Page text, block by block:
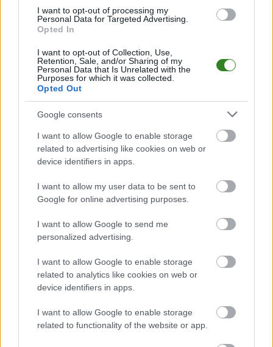
I want to opt-out of processing my
Personal Data for Targeted Advertising.
Opted In
I want to opt-out of Collection, Use,
Retention, Sale, and/or Sharing of my
Personal Data that Is Unrelated with the
Purposes for which it was collected.
Opted Out
Google consents
I want to allow Google to enable storage
related to advertising like cookies on web or
device identifiers in apps.
I want to allow my user data to be sent to
Google for online advertising purposes.
I want to allow Google to send me
personalized advertising.
I want to allow Google to enable storage
related to analytics like cookies on web or
device identifiers in apps.
I want to allow Google to enable storage
related to functionality of the website or app.
Analiza przed meczem: GKS Niebylec vs Sokół Grodzisko
GKS Niebylec - Sokół Grodzisko
maja 2026. Początek meczu o godz. 18:30.
GKS Niebylecprzystępuje do tego spotkania w roli gospodarza. Jak
drużyna radzi sobie w sezonie 2025/2026 rozgrywek Rzeszów > Klasa A,
gr. I przed własną publicznością? Na tej stronie możecie zobaczyć tabelę
uwzględniającą tylko mecze u siebie. W tabeli biorącej pod uwagę tylko
mecze wyjazdowe możecie natomiast sprawdzić jak spisuje się klub
Rzeszów > Klasa A, gr. I - sytuacja w tabeli
Przed meczami 24. kolejki - Rzeszów > Klasa A, gr. I gospodarze (GKS
13. miejscu.
Poniżej znajdziesz także ostatnie mecze obu drużyn oraz statystyki
GKS Niebylec vs. Sokół Grodzisko - relacja, wynik na żywo,
transmisja
Wynik meczu GKS Niebylec - Sokół Grodzisko znajdziesz na naszej stronie
zaraz po jego zakończeniu. Jeżeli szukasz informacji meczowych, zajrzyj
GKS Niebylec vs. Sokół Grodzisko - wynik, składy, strzelcy
Jeżeli w internecie lub TV dostępna jest
albo innych spotkań Rzeszów >
Klasa A, gr. I na pewno znajdziesz takie informacje na naszym portalu.
Możliwe jednak, że nigdzie nie pojawi się stream online z tego pojedynku.